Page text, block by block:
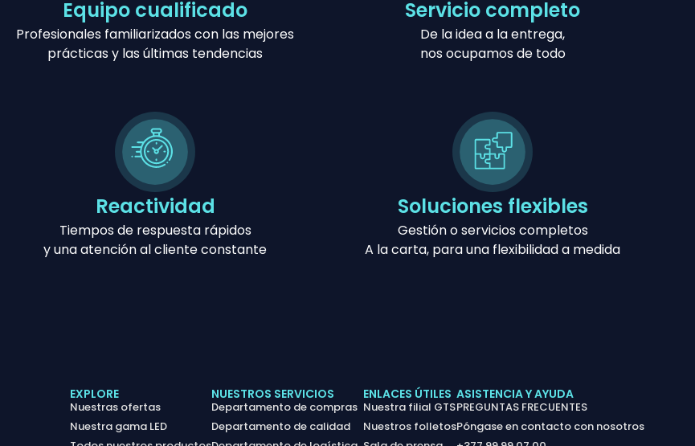
Equipo cualificado
Profesionales familiarizados con las mejores
prácticas y las últimas tendencias
Servicio completo
De la idea a la entrega,
nos ocupamos de todo
Reactividad
Tiempos de respuesta rápidos
y una atención al cliente constante
Soluciones flexibles
Gestión o servicios completos
A la carta, para una flexibilidad a medida
EXPLORE
Nuestras ofertas
Nuestra gama LED
NUESTROS SERVICIOS
Departamento de compras
Departamento de calidad
ENLACES ÚTILES
Nuestra filial GTS
Nuestros folletos
ASISTENCIA Y AYUDA
PREGUNTAS FRECUENTES
Póngase en contacto con nosotros